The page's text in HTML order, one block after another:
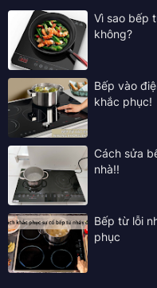
Vì sao bếp
không?
Bếp vào
khắc phục!
Cách sửa
nhà!!
Bếp từ lỗi
phục